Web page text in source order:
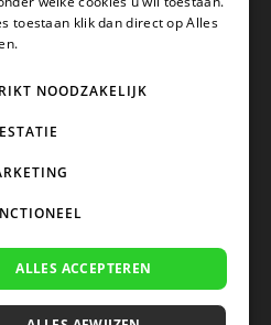
Udeninfo(@)koffie-
5578KvK 67529623 Btw:
toestaan klik dan direct op Alles
NOODZAKELIJK
ALLES ACCEPTEREN